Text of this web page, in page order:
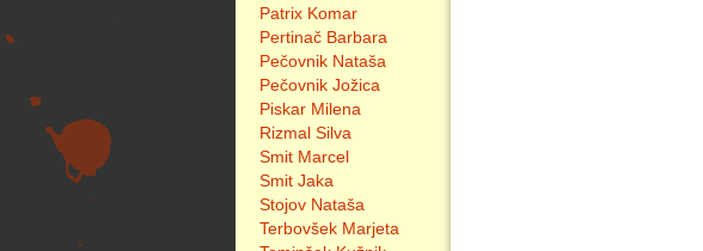
Patrix Komar
Pertinač Barbara
Pečovnik Nataša
Pečovnik Jožica
Piskar Milena
Rizmal Silva
Smit Marcel
Smit Jaka
Stojov Nataša
Terbovšek Marjeta